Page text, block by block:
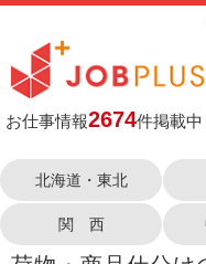
お仕事情報2674件掲載中
北海道・東北
関 西